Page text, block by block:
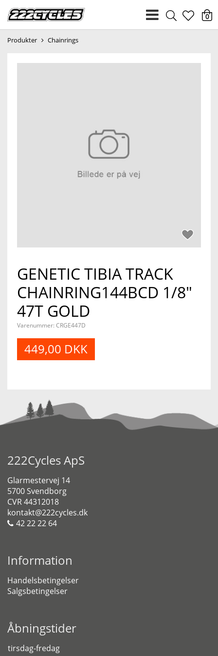
heart
0
Produkter Chainrings
GENETIC TIBIA TRACK
CHAINRING144BCD 1/8"
47T GOLD
Varenummer: CRGE447D
449,00 DKK
222Cycles ApS
Glarmestervej 14
5700 Svendborg
CVR 44312018
kontakt@222cycles.dk
42 22 22 64
Information
Handelsbetingelser
Salgsbetingelser
Åbningstider
tirsdag-fredag